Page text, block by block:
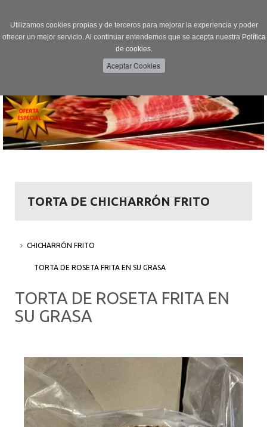
Utilizamos cookies propias y de terceros para mejorar la experiencia y poder
ofrecer un mejor servicio. Al continuar entendemos que se acepta nuestra Política
de cookies.
TORTA DE CHICHARRÓN FRITO
CHICHARRÓN FRITO
TORTA DE ROSETA FRITA EN SU GRASA
TORTA DE ROSETA FRITA EN
SU GRASA